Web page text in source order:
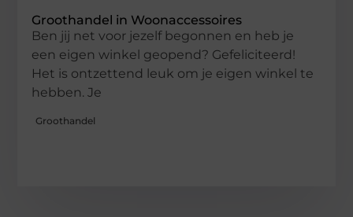
Groothandel in Woonaccessoires
Ben jij net voor jezelf begonnen en heb je
een eigen winkel geopend? Gefeliciteerd!
Het is ontzettend leuk om je eigen winkel te
hebben. Je
Groothandel